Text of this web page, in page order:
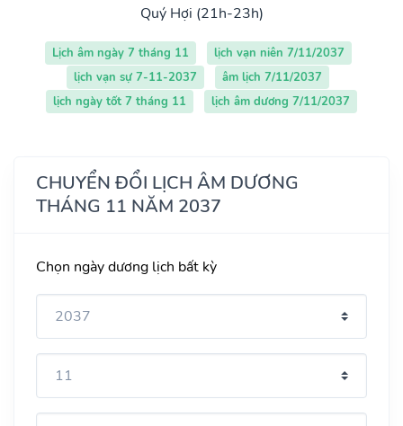
Quý Hợi (21h-23h)
Lịch âm ngày 7 tháng 11
lịch vạn niên 7/11/2037
lịch vạn sự 7-11-2037
âm lịch 7/11/2037
lịch ngày tốt 7 tháng 11
lịch âm dương 7/11/2037
CHUYỂN ĐỔI LỊCH ÂM DƯƠNG
THÁNG 11 NĂM 2037
Chọn ngày dương lịch bất kỳ